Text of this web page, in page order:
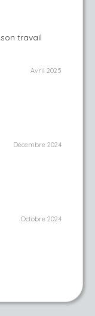
travail
Avril 2025
Décembre 2024
Octobre 2024